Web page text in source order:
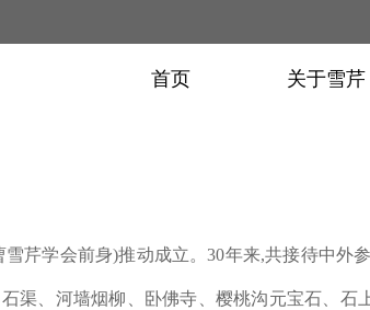
首页 关于雪芹
雪芹学会前身)推动成立。30年来,共接待中外
渠、河墙烟柳、卧佛寺、樱桃沟元宝石、石